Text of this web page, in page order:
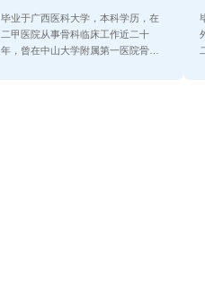
毕业于广西医科大学，本科学历，在
二甲医院从事骨科临床工作近二十
年，曾在中山大学附属第一医院骨外